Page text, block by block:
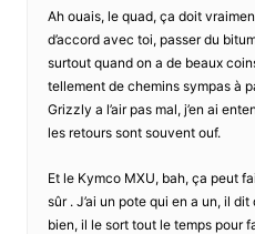
Ah ouais, le quad, ça doit
d’accord avec toi, passer du
surtout quand on a de beaux
tellement de chemins sympas à
Grizzly a l’air pas mal, j’en ai
les retours sont souvent ouf.
Et le Kymco MXU, bah, ça peut
sûr . J’ai un pote qui en a un, il
bien, il le sort tout le temps pour